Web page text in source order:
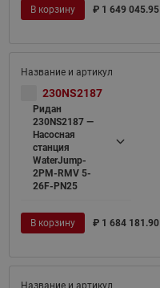
В корзину ₽ 1 649 045.95
230NS2187
Ридан
230NS2187 —
Насосная
станция
WaterJump-
2PM-RMV 5-
26F-PN25
В корзину ₽ 1 684 181.90